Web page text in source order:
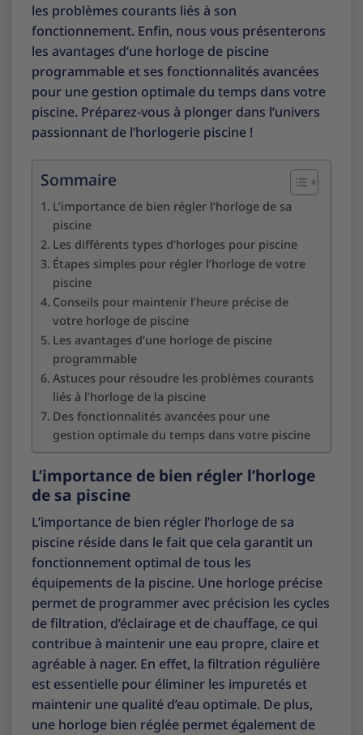
les problèmes courants liés à son
fonctionnement. Enfin, nous vous présenterons
les avantages d’une horloge de piscine
programmable et ses fonctionnalités avancées
pour une gestion optimale du temps dans votre
piscine. Préparez-vous à plonger dans l’univers
passionnant de l’horlogerie piscine !
Sommaire
L’importance de bien régler l’horloge de sa
piscine
Les différents types d’horloges pour piscine
Étapes simples pour régler l’horloge de votre
piscine
Conseils pour maintenir l’heure précise de
votre horloge de piscine
Les avantages d’une horloge de piscine
programmable
Astuces pour résoudre les problèmes courants
liés à l’horloge de la piscine
Des fonctionnalités avancées pour une
gestion optimale du temps dans votre piscine
L’importance de bien régler l’horloge
de sa piscine
L’importance de bien régler l’horloge de sa
piscine réside dans le fait que cela garantit un
fonctionnement optimal de tous les
équipements de la piscine. Une horloge précise
permet de programmer avec précision les cycles
de filtration, d’éclairage et de chauffage, ce qui
contribue à maintenir une eau propre, claire et
agréable à nager. En effet, la filtration régulière
est essentielle pour éliminer les impuretés et
maintenir une qualité d’eau optimale. De plus,
une horloge bien réglée permet également de